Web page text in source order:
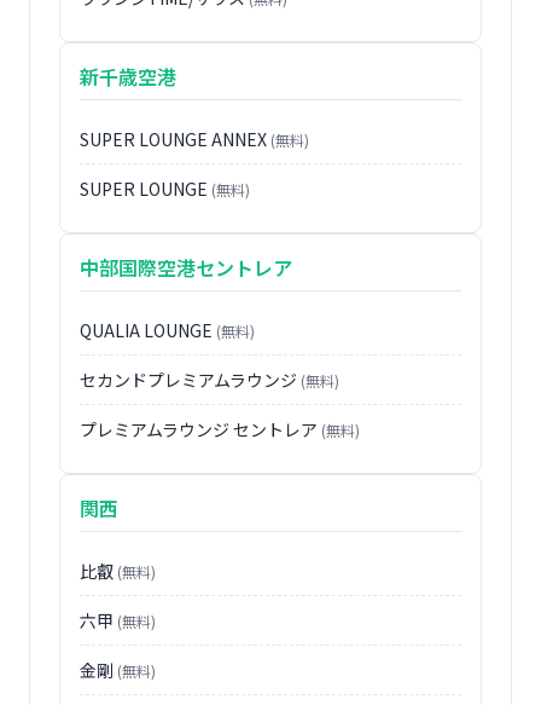
新千歳空港
SUPER LOUNGE ANNEX (無料)
SUPER LOUNGE (無料)
中部国際空港セントレア
QUALIA LOUNGE (無料)
セカンドプレミアムラウンジ (無料)
プレミアムラウンジ セントレア (無料)
関西
比叡 (無料)
六甲 (無料)
金剛 (無料)